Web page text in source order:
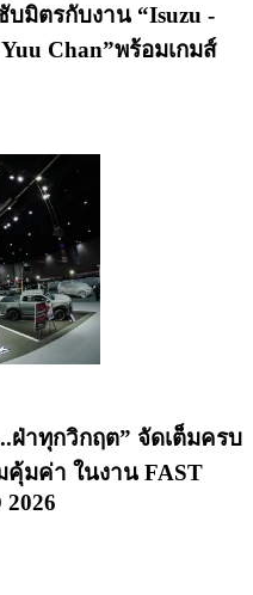
มิตรกับงาน “Isuzu -
Chan”พร้อมเกมส์
าทุกวิกฤต” จัดเต็มครบ
คุ้มค่า ในงาน FAST